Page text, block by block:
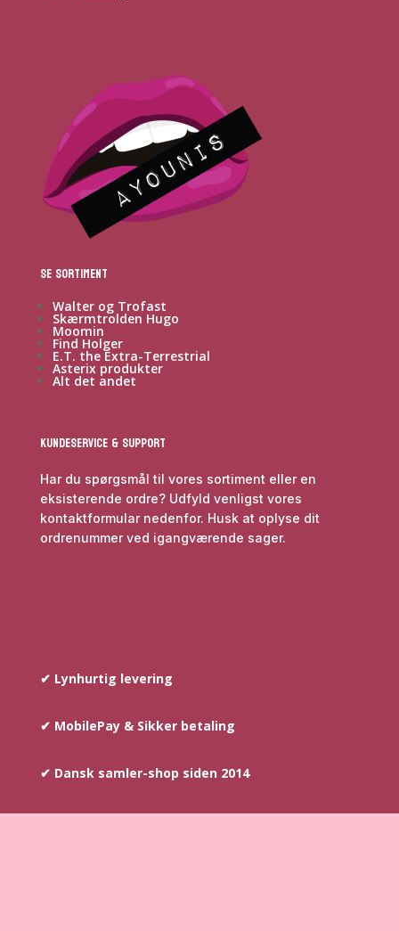
Se sortiment
Walter og Trofast
Skærmtrolden Hugo
Moomin
Find Holger
E.T. the Extra-Terrestrial
Asterix produkter
Alt det andet
Kundeservice & Support
Har du spørgsmål til vores sortiment eller en
eksisterende ordre? Udfyld venligst vores
kontaktformular nedenfor. Husk at oplyse dit
ordrenummer ved igangværende sager.
✔ Lynhurtig levering
✔ MobilePay & Sikker betaling
✔ Dansk samler-shop siden 2014